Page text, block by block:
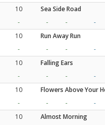
10
Sea Side Road
-
- - -
10
Run Away Run
-
- - -
10
Falling Ears
-
- - -
10
Flowers Above Your
-
- - -
10
Almost Morning